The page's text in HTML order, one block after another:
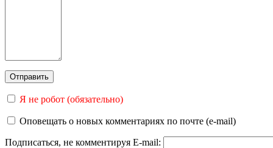
Я не робот (обязательно)
Оповещать о новых комментариях по почте (e-mail)
Подписаться, не комментируя E-mail: